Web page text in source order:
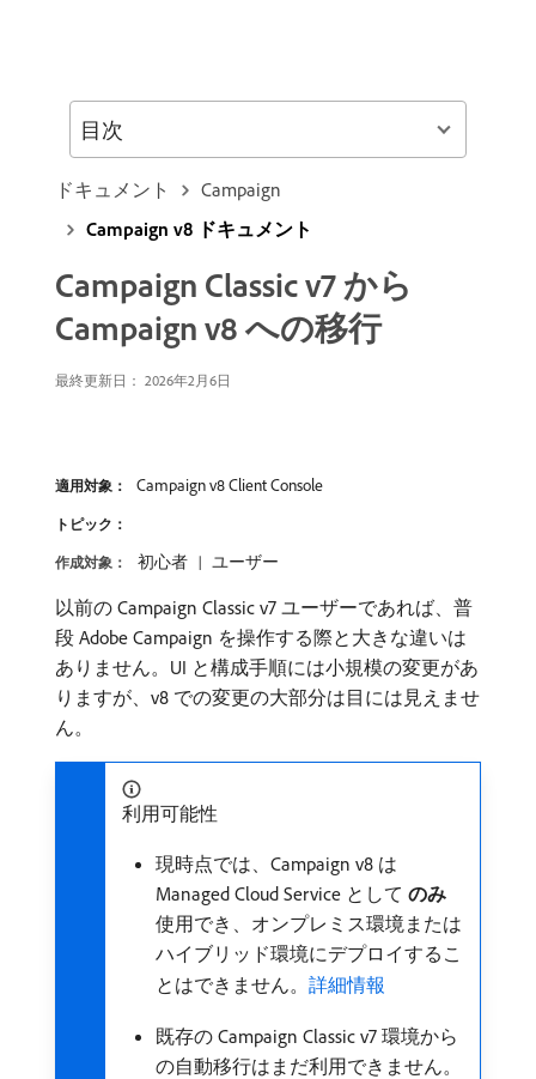
ドキュメント
Campaign
Campaign v8 ドキュメント
Campaign Classic v7 から
Campaign v8 への移行
最終更新日： 2026年2月6日
適用対象： Campaign v8 Client Console
トピック：
作成対象： 初心者 ユーザー
以前の Campaign Classic v7 ユーザーであれば、普
段 Adobe Campaign を操作する際と大きな違いは
ありません。UI と構成手順には小規模の変更があ
りますが、v8 での変更の大部分は目には見えませ
ん。
利用可能性
現時点では、Campaign v8 は
Managed Cloud Service として​ のみ
使用でき、オンプレミス環境または
ハイブリッド環境にデプロイするこ
とはできません。 詳細情報
既存の Campaign Classic v7 環境から
の自動移行はまだ利用できません。
目次